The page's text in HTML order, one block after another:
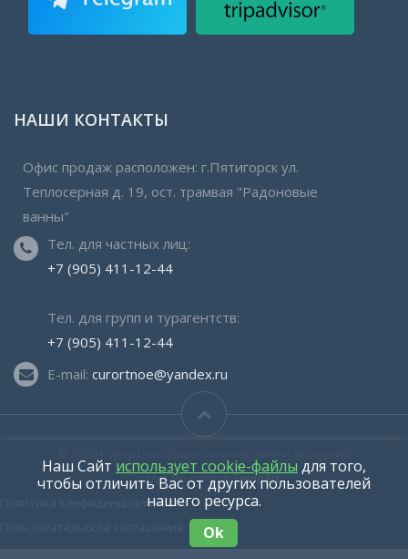
НАШИ КОНТАКТЫ
Офис продаж расположен: г.Пятигорск ул.
Теплосерная д. 19, ост. трамвая "Радоновые
ванны"
Тел. для частных лиц:
+7 (905) 411-12-44
Тел. для групп и турагентств:
+7 (905) 411-12-44
E-mail: curortnoe@yandex.ru
Создание сайтовTempArt
Политика конфиденциальности
Наш Сайт использует cookie-файлы для того,
чтобы отличить Вас от других пользователей
нашего ресурса.
Ok